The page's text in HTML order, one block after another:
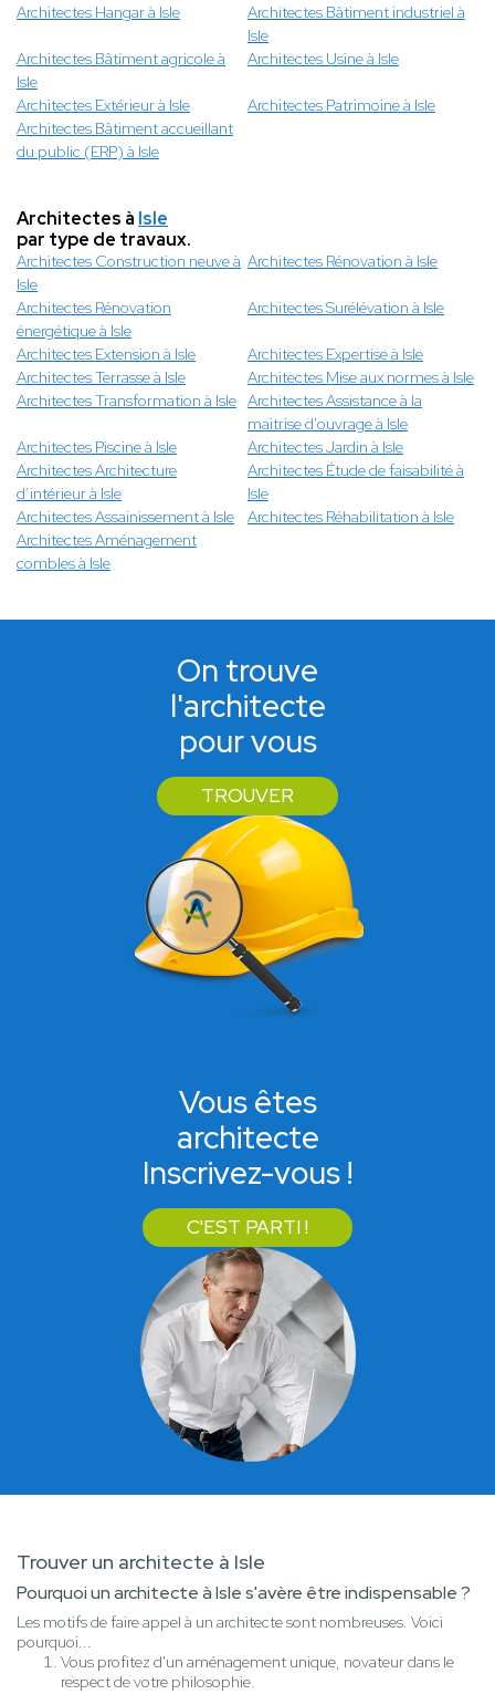
Architectes Hangar à Isle
Architectes Bâtiment industriel à
Isle
Architectes Bâtiment agricole à
Isle
Architectes Usine à Isle
Architectes Extérieur à Isle
Architectes Patrimoine à Isle
Architectes Bâtiment accueillant
du public (ERP) à Isle
Architectes à Isle
par type de travaux.
Architectes Construction neuve à
Isle
Architectes Rénovation à Isle
Architectes Rénovation
énergétique à Isle
Architectes Surélévation à Isle
Architectes Extension à Isle
Architectes Expertise à Isle
Architectes Terrasse à Isle
Architectes Mise aux normes à Isle
Architectes Transformation à Isle Architectes Assistance à la
maitrise d'ouvrage à Isle
Architectes Piscine à Isle
Architectes Jardin à Isle
Architectes Architecture
d’intérieur à Isle
Architectes Étude de faisabilité à
Isle
Architectes Assainissement à Isle
Architectes Réhabilitation à Isle
Architectes Aménagement
combles à Isle
On trouve
l'architecte
pour vous
TROUVER
Vous êtes
architecte
Inscrivez-vous !
C'EST PARTI !
Trouver un architecte à Isle
Pourquoi un architecte à Isle s'avère être indispensable ?
Les motifs de faire appel à un architecte sont nombreuses. Voici
pourquoi...
Vous profitez d'un aménagement unique, novateur dans le
respect de votre philosophie.